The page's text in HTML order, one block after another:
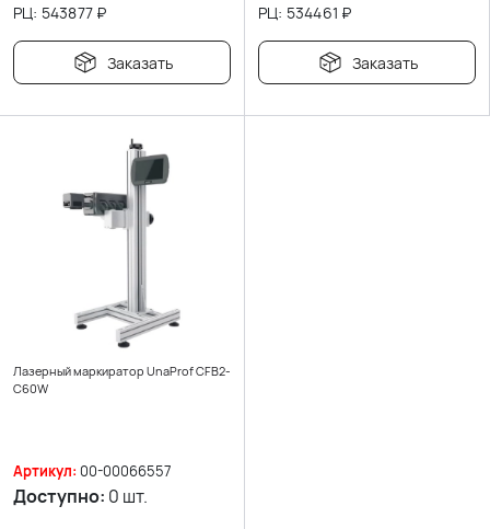
РЦ: 543877 ₽
Заказать
РЦ: 534461 ₽
Заказать
Лазерный маркиратор UnaProf CFB2-
C60W
Артикул: 00-00066557
Доступно: 0 шт.